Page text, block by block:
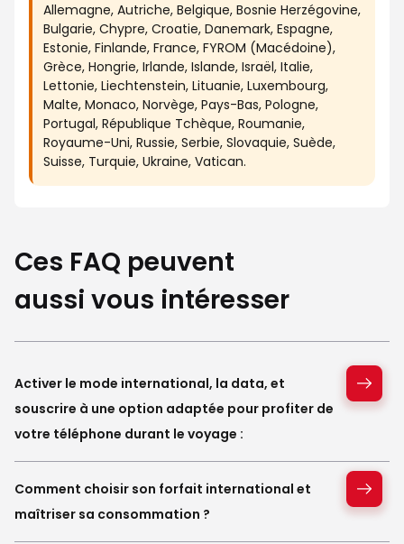
Allemagne, Autriche, Belgique, Bosnie Herzégovine,
Bulgarie, Chypre, Croatie, Danemark, Espagne,
Estonie, Finlande, France, FYROM (Macédoine),
Grèce, Hongrie, Irlande, Islande, Israël, Italie,
Lettonie, Liechtenstein, Lituanie, Luxembourg,
Malte, Monaco, Norvège, Pays-Bas, Pologne,
Portugal, République Tchèque, Roumanie,
Royaume-Uni, Russie, Serbie, Slovaquie, Suède,
Suisse, Turquie, Ukraine, Vatican.
Ces FAQ peuvent
aussi vous intéresser
Activer le mode international, la data, et
souscrire à une option adaptée pour profiter de
votre téléphone durant le voyage :
Comment choisir son forfait international et
maîtriser sa consommation ?